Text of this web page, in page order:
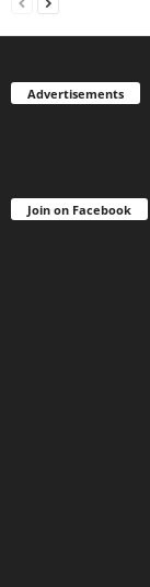
Advertisements
Join on Facebook